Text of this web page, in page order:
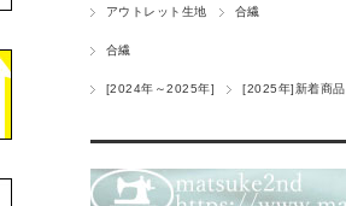
アウトレット生地 合繊
合繊
[2024年～2025年] [2025年]新着商品